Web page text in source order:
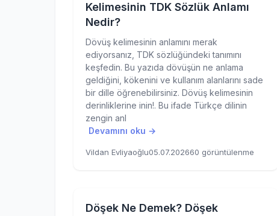
Kelimesinin TDK Sözlük Anlamı
Nedir?
Dövüş kelimesinin anlamını merak
ediyorsanız, TDK sözlüğündeki tanımını
keşfedin. Bu yazıda dövüşün ne anlama
geldiğini, kökenini ve kullanım alanlarını sade
bir dille öğrenebilirsiniz. Dövüş kelimesinin
derinliklerine inin!. Bu ifade Türkçe dilinin
zengin anl
Devamını oku →
Vildan Evliyaoğlu05.07.202660 görüntülenme
Döşek Ne Demek? Döşek